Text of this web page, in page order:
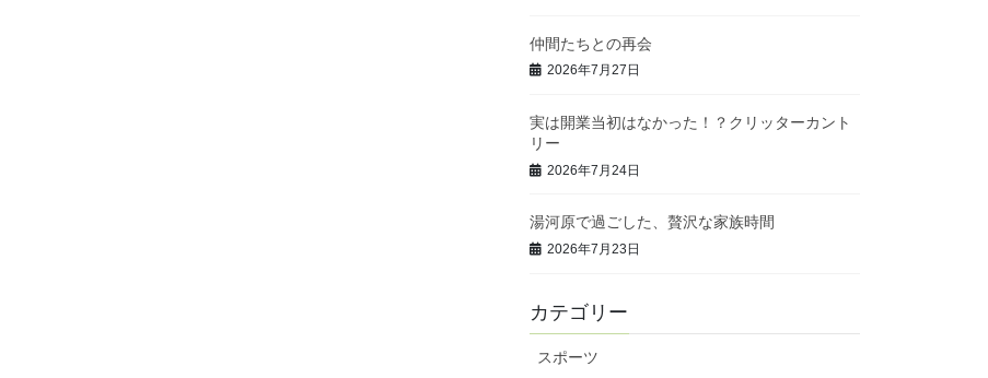
仲間たちとの再会
2026年7月27日
実は開業当初はなかった！？クリッターカント
リー
2026年7月24日
湯河原で過ごした、贅沢な家族時間
2026年7月23日
カテゴリー
スポーツ